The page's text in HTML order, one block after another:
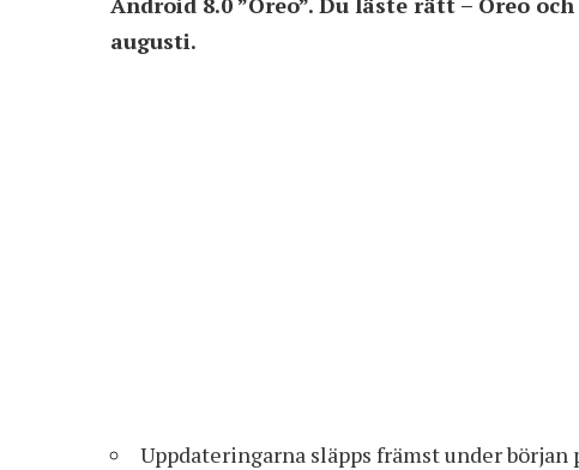
augusti.
Uppdateringarna släpps främst under början